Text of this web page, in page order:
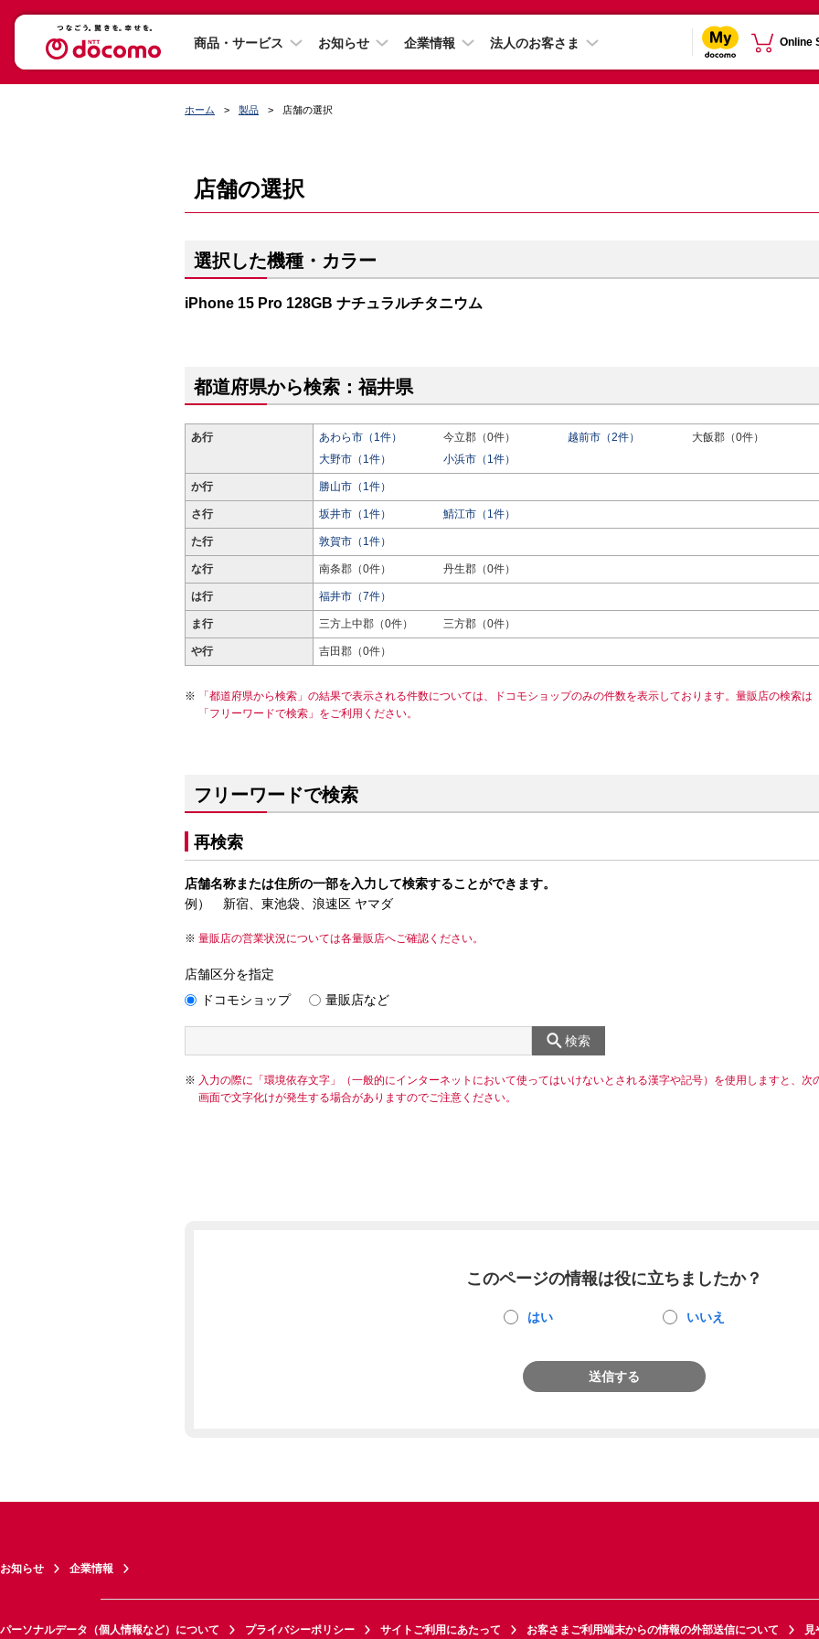
商品・サービス お知らせ 企業情報 法人のお客さま Online
ホーム 製品 店舗の選択
店舗の選択
選択した機種・カラー
iPhone 15 Pro 128GB ナチュラルチタニウム
都道府県から検索：福井県
あ行 あわら市（1件） 今立郡（0件） 越前市（2件）
大飯郡（0件）
大野市（1件）
小浜市（1件）
か行 勝山市（1件）
さ行 坂井市（1件） 鯖江市（1件）
た行 敦賀市（1件）
な行 南条郡（0件） 丹生郡（0件）
は行 福井市（7件）
ま行 三方上中郡（0件） 三方郡（0件）
や行 吉田郡（0件）
「都道府県から検索」の結果で表示される件数については、ドコモショップのみの件数を表示しております。量販店の検索は
「フリーワードで検索」をご利用ください。
フリーワードで検索
再検索
店舗名称または住所の一部を入力して検索することができます。
例） 新宿、東池袋、浪速区 ヤマダ
量販店の営業状況については各量販店へご確認ください。
店舗区分を指定
ドコモショップ
量販店など
検索
入力の際に「環境依存文字」（一般的にインターネットにおいて使ってはいけないとされる漢字や記号）を使用しますと、次
画面で文字化けが発生する場合がありますのでご注意ください。
このページの情報は役に立ちましたか？
はい いいえ
送信する
お知らせ 企業情報
パーソナルデータ（個人情報など）について プライバシーポリシー サイトご利用にあたって お客さまご利用端末からの情報の外部送信について 見